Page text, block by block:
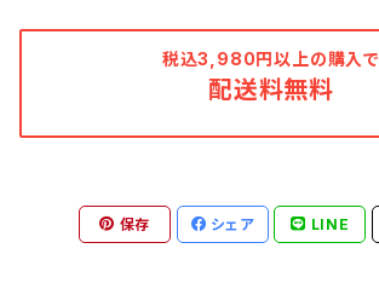
税込3,980円以上の購入で
配送料無料
保存 シェア LINE